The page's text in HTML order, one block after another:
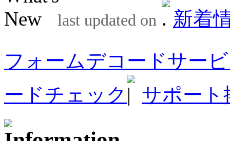
last updated on
新着
フォームデコードサー
ードチェック
サポート